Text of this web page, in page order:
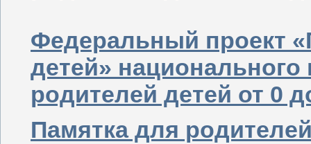
Федеральный проект
детей»
родителей детей от 0
Памятка для